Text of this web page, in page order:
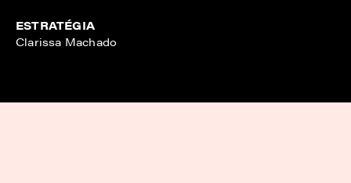
ESTRATÉGIA
Clarissa Machado